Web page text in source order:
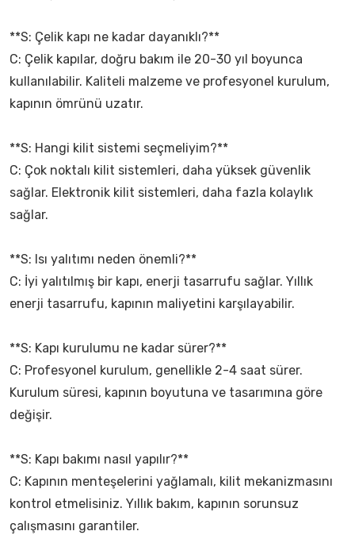
**S: Çelik kapı ne kadar dayanıklı?**
C: Çelik kapılar, doğru bakım ile 20-30 yıl boyunca
kullanılabilir. Kaliteli malzeme ve profesyonel kurulum,
kapının ömrünü uzatır.
**S: Hangi kilit sistemi seçmeliyim?**
C: Çok noktalı kilit sistemleri, daha yüksek güvenlik
sağlar. Elektronik kilit sistemleri, daha fazla kolaylık
sağlar.
**S: Isı yalıtımı neden önemli?**
C: İyi yalıtılmış bir kapı, enerji tasarrufu sağlar. Yıllık
enerji tasarrufu, kapının maliyetini karşılayabilir.
**S: Kapı kurulumu ne kadar sürer?**
C: Profesyonel kurulum, genellikle 2-4 saat sürer.
Kurulum süresi, kapının boyutuna ve tasarımına göre
değişir.
**S: Kapı bakımı nasıl yapılır?**
C: Kapının menteşelerini yağlamalı, kilit mekanizmasını
kontrol etmelisiniz. Yıllık bakım, kapının sorunsuz
çalışmasını garantiler.